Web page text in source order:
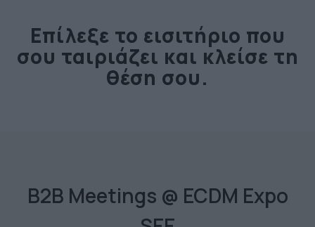
Επίλεξε το εισιτήριο που
σου ταιριάζει και κλείσε τη
θέση σου.
B2B Meetings @ ECDM Expo